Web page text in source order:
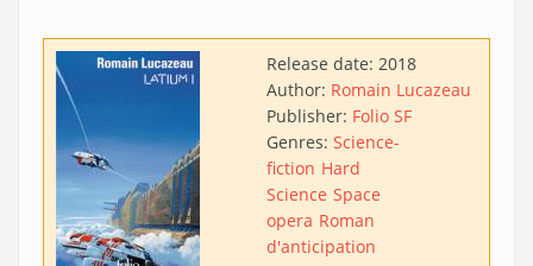
Release date: 2018
Author: Romain Lucazeau
Publisher: Folio SF
Genres: Science-
fiction Hard
Science Space
opera Roman
d'anticipation